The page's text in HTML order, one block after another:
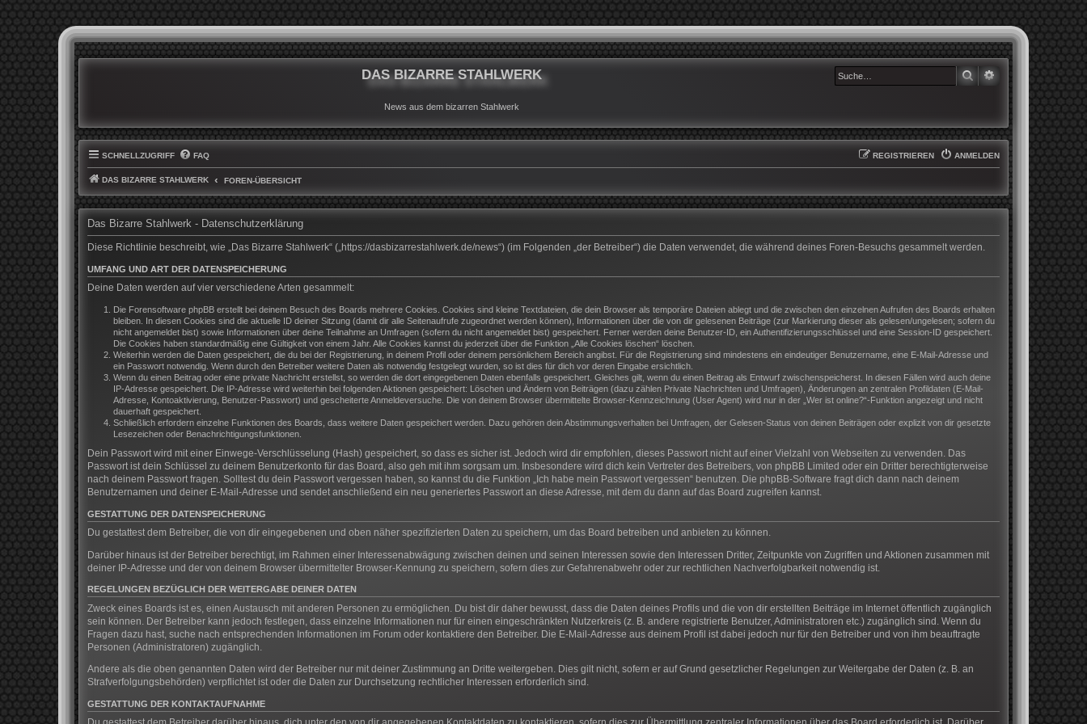
DAS BIZARRE STAHLWERK
News aus dem bizarren Stahlwerk
SUCHE
SCHNELLZUGRIFF FAQ ANMELDEN
REGISTRIEREN
DAS BIZARRE STAHLWERK FOREN-ÜBERSICHT
Das Bizarre Stahlwerk - Datenschutzerklärung
Diese Richtlinie beschreibt, wie „Das Bizarre Stahlwerk“ („https://dasbizarrestahlwerk.de/news“) (im Folgenden „der Betreiber“) die Daten verwendet, die während deines Foren-Besuchs gesammelt werden.
UMFANG UND ART DER DATENSPEICHERUNG
Deine Daten werden auf vier verschiedene Arten gesammelt:
Die Forensoftware phpBB erstellt bei deinem Besuch des Boards mehrere Cookies. Cookies sind kleine Textdateien, die dein Browser als temporäre Dateien ablegt und die zwischen den einzelnen Aufrufen des Boards erhalten
bleiben. In diesen Cookies sind die aktuelle ID deiner Sitzung (damit dir alle Seitenaufrufe zugeordnet werden können), Informationen über die von dir gelesenen Beiträge (zur Markierung dieser als gelesen/ungelesen; sofern du
nicht angemeldet bist) sowie Informationen über deine Teilnahme an Umfragen (sofern du nicht angemeldet bist) gespeichert. Ferner werden deine Benutzer-ID, ein Authentifizierungsschlüssel und eine Session-ID gespeichert.
Die Cookies haben standardmäßig eine Gültigkeit von einem Jahr. Alle Cookies kannst du jederzeit über die Funktion „Alle Cookies löschen“ löschen.
Weiterhin werden die Daten gespeichert, die du bei der Registrierung, in deinem Profil oder deinem persönlichem Bereich angibst. Für die Registrierung sind mindestens ein eindeutiger Benutzername, eine E-Mail-Adresse und
ein Passwort notwendig. Wenn durch den Betreiber weitere Daten als notwendig festgelegt wurden, so ist dies für dich vor deren Eingabe ersichtlich.
Wenn du einen Beitrag oder eine private Nachricht erstellst, so werden die dort eingegebenen Daten ebenfalls gespeichert. Gleiches gilt, wenn du einen Beitrag als Entwurf zwischenspeicherst. In diesen Fällen wird auch deine
IP-Adresse gespeichert. Die IP-Adresse wird weiterhin bei folgenden Aktionen gespeichert: Löschen und Ändern von Beiträgen (dazu zählen Private Nachrichten und Umfragen), Änderungen an zentralen Profildaten (E-Mail-
Adresse, Kontoaktivierung, Benutzer-Passwort) und gescheiterte Anmeldeversuche. Die von deinem Browser übermittelte Browser-Kennzeichnung (User Agent) wird nur in der „Wer ist online?“-Funktion angezeigt und nicht
dauerhaft gespeichert.
Schließlich erfordern einzelne Funktionen des Boards, dass weitere Daten gespeichert werden. Dazu gehören dein Abstimmungsverhalten bei Umfragen, der Gelesen-Status von deinen Beiträgen oder explizit von dir gesetzte
Lesezeichen oder Benachrichtigungsfunktionen.
Dein Passwort wird mit einer Einwege-Verschlüsselung (Hash) gespeichert, so dass es sicher ist. Jedoch wird dir empfohlen, dieses Passwort nicht auf einer Vielzahl von Webseiten zu verwenden. Das
Passwort ist dein Schlüssel zu deinem Benutzerkonto für das Board, also geh mit ihm sorgsam um. Insbesondere wird dich kein Vertreter des Betreibers, von phpBB Limited oder ein Dritter berechtigterweise
nach deinem Passwort fragen. Solltest du dein Passwort vergessen haben, so kannst du die Funktion „Ich habe mein Passwort vergessen“ benutzen. Die phpBB-Software fragt dich dann nach deinem
Benutzernamen und deiner E-Mail-Adresse und sendet anschließend ein neu generiertes Passwort an diese Adresse, mit dem du dann auf das Board zugreifen kannst.
GESTATTUNG DER DATENSPEICHERUNG
Du gestattest dem Betreiber, die von dir eingegebenen und oben näher spezifizierten Daten zu speichern, um das Board betreiben und anbieten zu können.
Darüber hinaus ist der Betreiber berechtigt, im Rahmen einer Interessenabwägung zwischen deinen und seinen Interessen sowie den Interessen Dritter, Zeitpunkte von Zugriffen und Aktionen zusammen mit
deiner IP-Adresse und der von deinem Browser übermittelter Browser-Kennung zu speichern, sofern dies zur Gefahrenabwehr oder zur rechtlichen Nachverfolgbarkeit notwendig ist.
REGELUNGEN BEZÜGLICH DER WEITERGABE DEINER DATEN
Zweck eines Boards ist es, einen Austausch mit anderen Personen zu ermöglichen. Du bist dir daher bewusst, dass die Daten deines Profils und die von dir erstellten Beiträge im Internet öffentlich zugänglich
sein können. Der Betreiber kann jedoch festlegen, dass einzelne Informationen nur für einen eingeschränkten Nutzerkreis (z. B. andere registrierte Benutzer, Administratoren etc.) zugänglich sind. Wenn du
Fragen dazu hast, suche nach entsprechenden Informationen im Forum oder kontaktiere den Betreiber. Die E-Mail-Adresse aus deinem Profil ist dabei jedoch nur für den Betreiber und von ihm beauftragte
Personen (Administratoren) zugänglich.
Andere als die oben genannten Daten wird der Betreiber nur mit deiner Zustimmung an Dritte weitergeben. Dies gilt nicht, sofern er auf Grund gesetzlicher Regelungen zur Weitergabe der Daten (z. B. an
Strafverfolgungsbehörden) verpflichtet ist oder die Daten zur Durchsetzung rechtlicher Interessen erforderlich sind.
GESTATTUNG DER KONTAKTAUFNAHME